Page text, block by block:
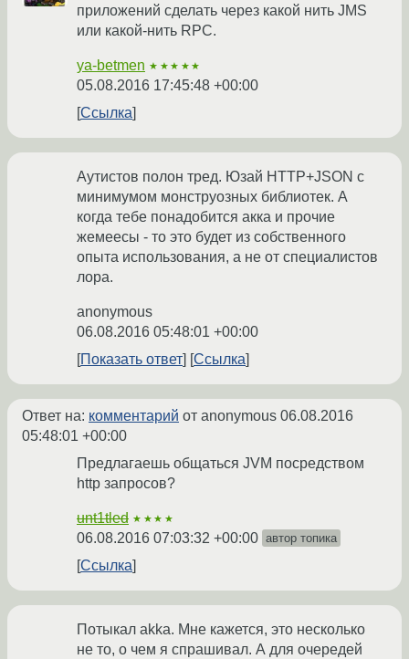
приложений сделать через какой нить JMS
или какой-нить RPC.
ya-betmen ★★★★★
05.08.2016 17:45:48 +00:00
Ссылка
Аутистов полон тред. Юзай HTTP+JSON с
минимумом монструозных библиотек. А
когда тебе понадобится акка и прочие
жемеесы - то это будет из собственного
опыта использования, а не от специалистов
лора.
anonymous
06.08.2016 05:48:01 +00:00
Показать ответ
Ссылка
Ответ на: комментарий от anonymous 06.08.2016
05:48:01 +00:00
Предлагаешь общаться JVM посредством
http запросов?
unt1tled ★★★★
06.08.2016 07:03:32 +00:00 автор топика
Ссылка
Потыкал akka. Мне кажется, это несколько
не то, о чем я спрашивал. А для очередей